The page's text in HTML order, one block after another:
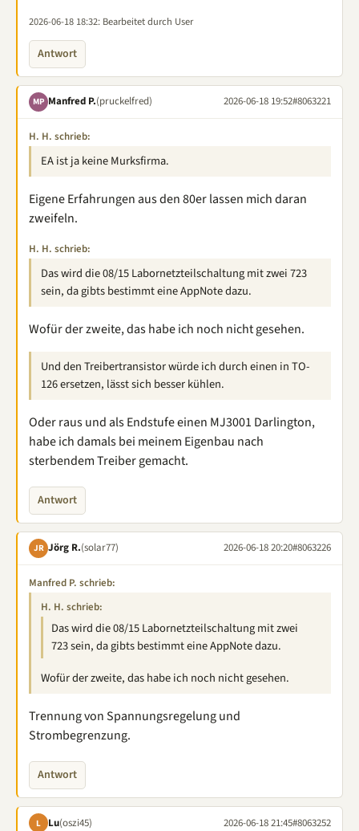
2026-06-18 18:32: Bearbeitet durch User
Antwort
MP Manfred P.(pruckelfred) 2026-06-18 19:52#8063221
H. H. schrieb:
EA ist ja keine Murksfirma.
Eigene Erfahrungen aus den 80er lassen mich daran
zweifeln.
H. H. schrieb:
Das wird die 08/15 Labornetzteilschaltung mit zwei 723
sein, da gibts bestimmt eine AppNote dazu.
Wofür der zweite, das habe ich noch nicht gesehen.
Und den Treibertransistor würde ich durch einen in TO-
126 ersetzen, lässt sich besser kühlen.
Oder raus und als Endstufe einen MJ3001 Darlington,
habe ich damals bei meinem Eigenbau nach
sterbendem Treiber gemacht.
Antwort
JR Jörg R.(solar77) 2026-06-18 20:20#8063226
Manfred P. schrieb:
H. H. schrieb:
Das wird die 08/15 Labornetzteilschaltung mit zwei
723 sein, da gibts bestimmt eine AppNote dazu.
Wofür der zweite, das habe ich noch nicht gesehen.
Trennung von Spannungsregelung und
Strombegrenzung.
Antwort
L Lu(oszi45) 2026-06-18 21:45#8063252